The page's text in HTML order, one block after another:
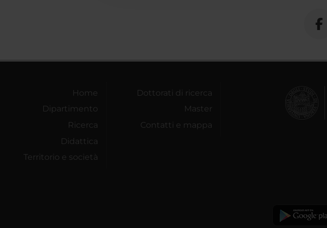
Home
Dipartimento
Ricerca
Didattica
Territorio e società
Dottorati di ricerca
Master
Contatti e mappa